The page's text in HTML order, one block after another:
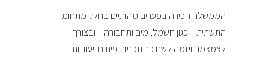
הממשלה הכירה בפערים מהותיים בחלק מתחומי
התשתית – כגון חשמל, מים ותחבורה – ובצורך
לצמצמם ויזמה לשם כך תכניות פיתוח ייעודיות.